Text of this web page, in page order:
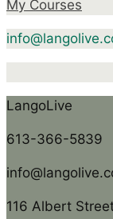
My Courses
LangoLive
613-366-5839
116 Albert